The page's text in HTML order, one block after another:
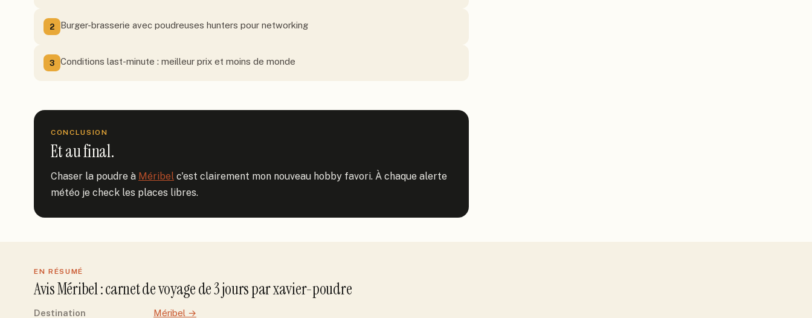
2 Burger-brasserie avec poudreuses hunters pour networking
3 Conditions last-minute : meilleur prix et moins de monde
CONCLUSION
Et au final.
Chaser la poudre à Méribel c'est clairement mon nouveau hobby favori. À chaque alerte
météo je check les places libres.
EN RÉSUMÉ
AvisMéribel: carnet de voyage de3joursparxavier-poudre
Destination Méribel →